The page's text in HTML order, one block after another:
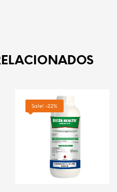
Sale! -22%